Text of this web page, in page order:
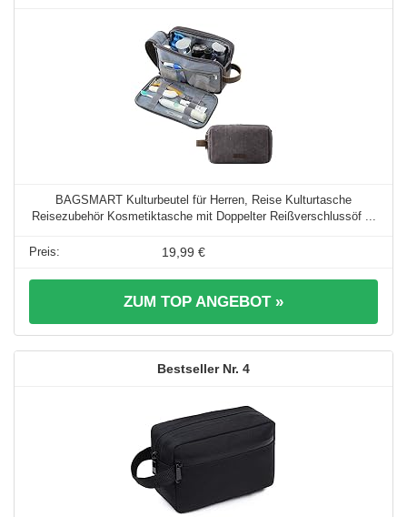
BAGSMART Kulturbeutel für Herren, Reise Kulturtasche
Reisezubehör Kosmetiktasche mit Doppelter Reißverschlussöf ...
19,99 €
ZUM TOP ANGEBOT »
4